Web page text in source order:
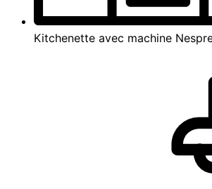
Kitchenette avec machine